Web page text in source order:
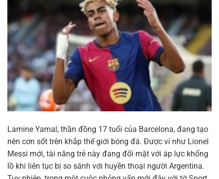
Lamine Yamal, thần đồng 17 tuổi của Barcelona, đang tạo
nên cơn sốt trên khắp thế giới bóng đá. Được ví như Lionel
Messi mới, tài năng trẻ này đang đối mặt với áp lực khổng
lồ khi liên tục bị so sánh với huyền thoại người Argentina.